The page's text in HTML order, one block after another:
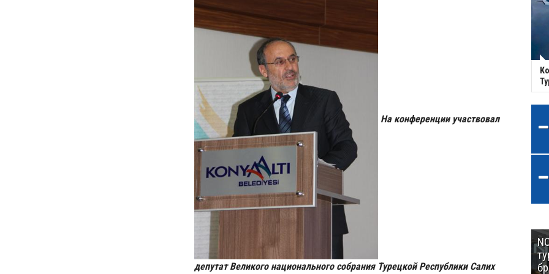
На конференции участвовал
депутат Великого национального собрания Турецкой Республики Салих